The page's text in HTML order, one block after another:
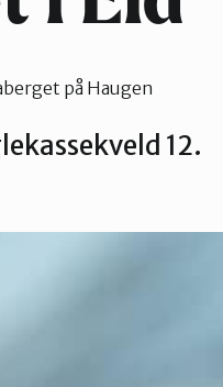
på Haugen
12.